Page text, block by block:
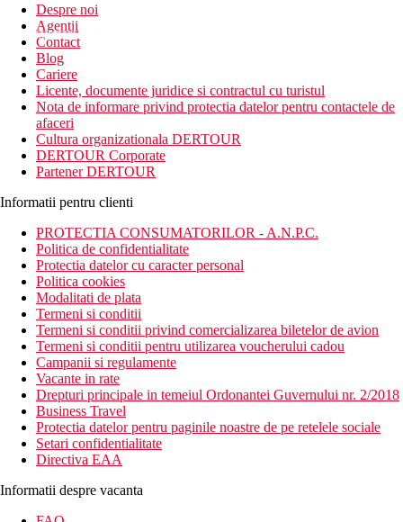
newsletter!
Despre noi
Agentii
Contact
Blog
Cariere
Licente, documente juridice si contractul cu turistul
Nota de informare privind protectia datelor pentru contactele de
afaceri
Cultura organizationala DERTOUR
DERTOUR Corporate
Partener DERTOUR
Informatii pentru clienti
PROTECTIA CONSUMATORILOR - A.N.P.C.
Politica de confidentialitate
Protectia datelor cu caracter personal
Politica cookies
Modalitati de plata
Termeni si conditii
Termeni si conditii privind comercializarea biletelor de avion
Termeni si conditii pentru utilizarea voucherului cadou
Campanii si regulamente
Vacante in rate
Drepturi principale in temeiul Ordonantei Guvernului nr. 2/2018
Business Travel
Protectia datelor pentru paginile noastre de pe retelele sociale
Setari confidentialitate
Directiva EAA
Informatii despre vacanta